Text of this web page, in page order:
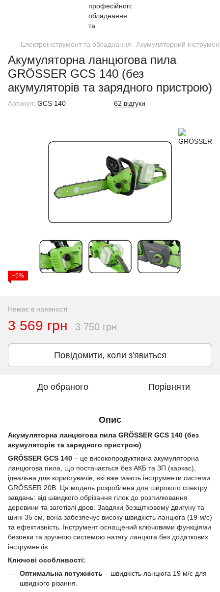
Електроінструмент та обладнання Акумуляторний
Акумуляторна ланцюгова пила
GRÖSSER GCS 140 (без
акумуляторів та зарядного пристрою)
Артикул: GCS 140 62 відгуки
−5%
Немає в наявності
3 569 грн 3 750 грн
Повідомити, коли з'явиться
До обраного Порівняти
Опис
Акумуляторна ланцюгова пила GRÖSSER GCS 140 (без
акумуляторів та зарядного пристрою)
GRÖSSER GCS 140 – це високопродуктивна акумуляторна
ланцюгова пила, що постачається без АКБ та ЗП (каркас),
ідеальна для користувачів, які вже мають інструменти системи
GRÖSSER 20В. Ця модель розроблена для широкого спектру
завдань: від швидкого обрізання гілок до розпилювання
деревини та заготівлі дров. Завдяки безщітковому двигуну та
шині 35 см, вона забезпечує високу швидкість ланцюга (19 м/с)
та ефективність. Інструмент оснащений ключовими функціями
безпеки та зручною системою натягу ланцюга без додаткових
інструментів.
Ключові особливості:
Оптимальна потужність – швидкість ланцюга 19 м/с для
швидкого різання.